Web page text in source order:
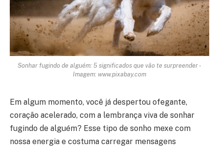
Sonhar fugindo de alguém: 5 significados que vão te surpreender -
Imagem: www.pixabay.com
Em algum momento, você já despertou ofegante,
coração acelerado, com a lembrança viva de sonhar
fugindo de alguém? Esse tipo de sonho mexe com
nossa energia e costuma carregar mensagens